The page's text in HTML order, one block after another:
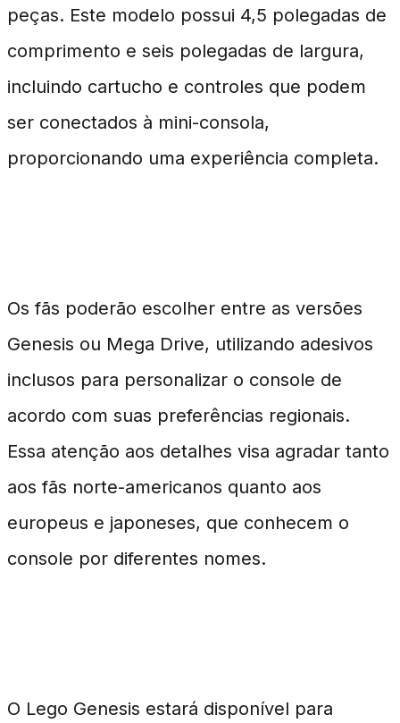
peças. Este modelo possui 4,5 polegadas de
comprimento e seis polegadas de largura,
incluindo cartucho e controles que podem
ser conectados à mini-consola,
proporcionando uma experiência completa.
Os fãs poderão escolher entre as versões
Genesis ou Mega Drive, utilizando adesivos
inclusos para personalizar o console de
acordo com suas preferências regionais.
Essa atenção aos detalhes visa agradar tanto
aos fãs norte-americanos quanto aos
europeus e japoneses, que conhecem o
console por diferentes nomes.
O Lego Genesis estará disponível para